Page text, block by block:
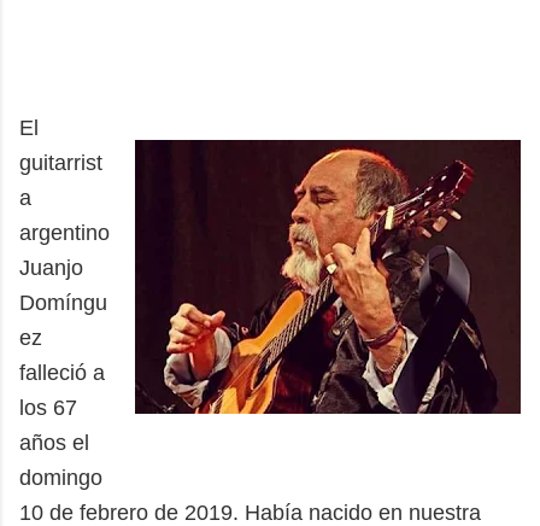
El
guitarrist
a
argentino
Juanjo
Domíngu
ez
falleció a
los 67
años el
domingo
10 de febrero de 2019. Había nacido en nuestra